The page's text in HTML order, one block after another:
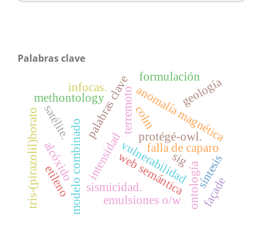
Palabras clave
palabras clave
terremoto
intensidadvulnerabilidad
falla de caparo
sismicidad. ontología
web semántica
methontology
protégé-owl.
anomalía magnética
modelo combinado
geología
satélite.
sig
colm
tris-(pirazolil)boratoalcóxido
etileno
emulsiones o/w
formulación
síntesis
infocas.
façade